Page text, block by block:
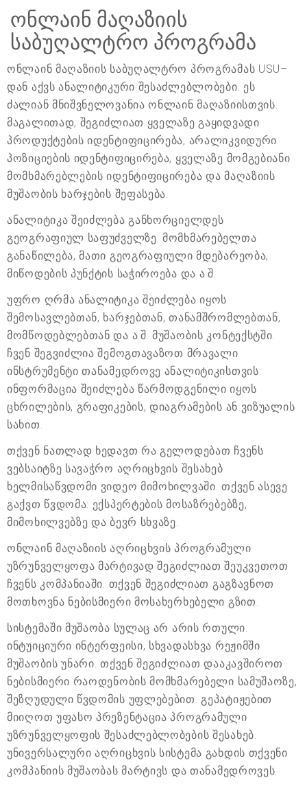
ონლაინ მაღაზიის
საბუღალტრო პროგრამა
ონლაინ მაღაზიის საბუღალტრო პროგრამას USU–
დან აქვს ანალიტიკური შესაძლებლობები. ეს
ძალიან მნიშვნელოვანია ონლაინ მაღაზიისთვის.
მაგალითად, შეგიძლიათ ყველაზე გაყიდვადი
პროდუქტების იდენტიფიცირება, არალიკვიდური
პოზიციების იდენტიფიცირება, ყველაზე მომგებიანი
მომხმარებლების იდენტიფიცირება და მაღაზიის
მუშაობის ხარჯების შეფასება.
ანალიტიკა შეიძლება განხორციელდეს
გეოგრაფიულ საფუძველზე: მომხმარებელთა
განაწილება, მათი გეოგრაფიული მდებარეობა,
მიწოდების პუნქტის საჭიროება და ა.შ.
უფრო ღრმა ანალიტიკა შეიძლება იყოს
შემოსავლებთან, ხარჯებთან, თანამშრომლებთან,
მომწოდებლებთან და ა.შ. მუშაობის კონტექსტში.
ჩვენ შეგვიძლია შემოგთავაზოთ მრავალი
ინსტრუმენტი თანამედროვე ანალიტიკისთვის.
ინფორმაცია შეიძლება წარმოდგენილი იყოს
ცხრილების, გრაფიკების, დიაგრამების ან ვიზუალის
სახით.
თქვენ ნათლად ხედავთ რა გელოდებათ ჩვენს
ვებსაიტზე სავაჭრო აღრიცხვის შესახებ
ხელმისაწვდომი ვიდეო მიმოხილვაში. თქვენ ასევე
გაქვთ წვდომა: ექსპერტების მოსაზრებებზე,
მიმოხილვებზე და ბევრ სხვაზე.
ონლაინ მაღაზიის აღრიცხვის პროგრამული
უზრუნველყოფა მარტივად შეგიძლიათ შეუკვეთოთ
ჩვენს კომპანიაში. თქვენ შეგიძლიათ გაგზავნოთ
მოთხოვნა ნებისმიერი მოსახერხებელი გზით.
სისტემაში მუშაობა სულაც არ არის რთული:
ინტუიციური ინტერფეისი, სხვადასხვა რეჟიმში
მუშაობის უნარი. თქვენ შეგიძლიათ დააკავშიროთ
ნებისმიერი რაოდენობის მომხმარებელი სამუშაოზე,
შეზღუდული წვდომის უფლებებით. გეპატიჟებით
მიიღოთ უფასო პრეზენტაცია პროგრამული
უზრუნველყოფის შესაძლებლობების შესახებ.
უნივერსალური აღრიცხვის სისტემა გახდის თქვენი
კომპანიის მუშაობას მარტივს და თანამედროვეს.